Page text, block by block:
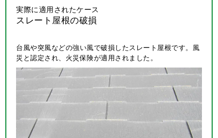
実際に適用されたケース
スレート屋根の破損
台風や突風などの強い風で破損したスレート屋根です。風
災と認定され、火災保険が適用されました。